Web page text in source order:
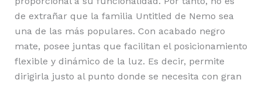
de extrañar que la familia Untitled de Nemo sea
una de las más populares. Con acabado negro
mate, posee juntas que facilitan el posicionamiento
flexible y dinámico de la luz. Es decir, permite
dirigirla justo al punto donde se necesita con gran